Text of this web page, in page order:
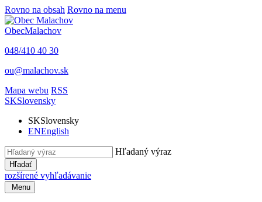
Rovno na obsah Rovno na menu
ObecMalachov
048/410 40 30
ou@malachov.sk
Mapa webu RSS
SKSlovensky
SKSlovensky
ENEnglish
Hľadaný výraz
Hľadať
rozšírené vyhľadávanie
Menu